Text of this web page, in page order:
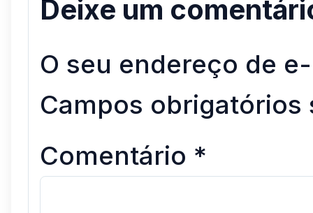
Deixe um
O seu endereço de
Campos
Comentário *